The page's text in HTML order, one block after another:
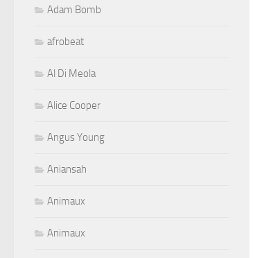
Adam Bomb
afrobeat
Al Di Meola
Alice Cooper
Angus Young
Aniansah
Animaux
Animaux